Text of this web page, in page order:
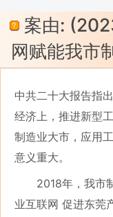
案由:
网赋能我市
中共二十大报告指
经济上，推进新型
制造业大市，应用
意义重大。
2018年，我市
业互联网 促进东莞